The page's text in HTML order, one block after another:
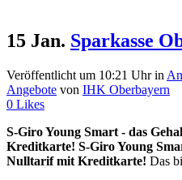
15 Jan. Sparkasse
Veröffentlicht um 10:21 Uhrin
Angebote von IHK Oberbayern
0 Likes
S-Giro Young Smart - das
Kreditkarte! S-Giro Young
Nulltarif mit Kreditkarte! Das